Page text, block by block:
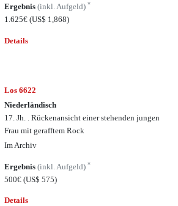
Ergebnis(inkl. Aufgeld)*
1.625€(US$ 1,868)
Details
Los 6622
Niederländisch
17. Jh. . Rückenansicht einer stehenden jungen
Frau mit gerafftem Rock
Im Archiv
Ergebnis(inkl. Aufgeld)*
500€(US$ 575)
Details